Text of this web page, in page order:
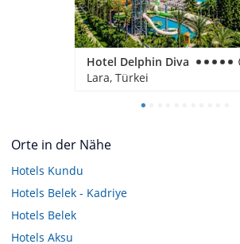
Hotel Delphin Diva
Lara, Türkei
Orte in der Nähe
Hotels Kundu
Hotels Belek - Kadriye
Hotels Belek
Hotels Aksu